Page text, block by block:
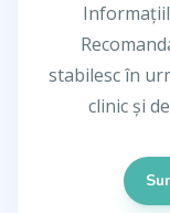
stabilesc în
clinic și